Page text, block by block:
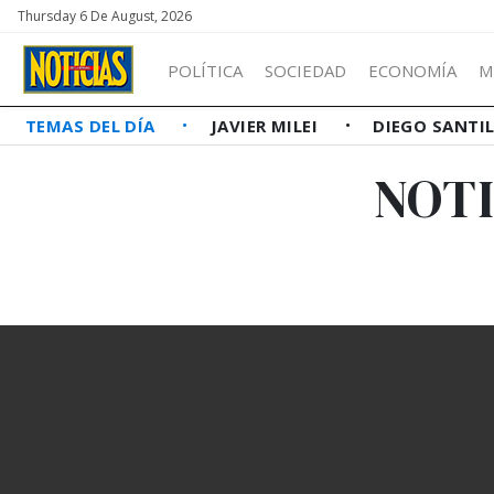
Thursday 6 De August, 2026
POLÍTICA SOCIEDAD ECONOMÍA
TEMAS DEL DÍA JAVIER MILEI DIEGO